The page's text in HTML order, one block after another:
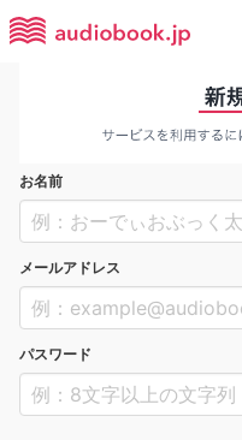
お名前
メールアドレス
パスワード